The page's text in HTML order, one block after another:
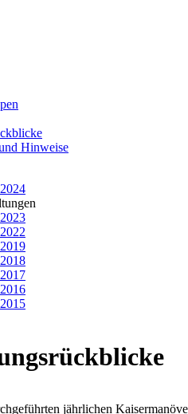
Hinweise
jährlichen